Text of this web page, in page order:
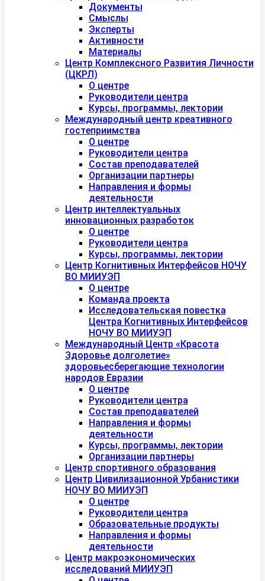
Документы
Смыслы
Эксперты
Активности
Материалы
Центр Комплексного Развития Личности
(ЦКРЛ)
О центре
Руководители центра
Курсы, программы, лектории
Международный центр креативного
гостеприимства
О центре
Руководители центра
Состав преподавателей
Организации партнеры
Направления и формы
деятельности
Центр интеллектуальных
инновационных разработок
О центре
Руководители центра
Курсы, программы, лектории
Центр Когнитивных Интерфейсов НОЧУ
ВО МИИУЭП
О центре
Команда проекта
Исследовательская повестка
Центра Когнитивных Интерфейсов
НОЧУ ВО МИИУЭП
Международный Центр «Красота
Здоровье долголетие»
здоровьесберегающие технологии
народов Евразии
О центре
Руководители центра
Состав преподавателей
Направления и формы
деятельности
Курсы, программы, лектории
Организации партнеры
Центр спортивного образования
Центр Цивилизационной Урбанистики
НОЧУ ВО МИИУЭП
О центре
Руководители центра
Образовательные продукты
Направления и формы
деятельности
Центр макроэкономических
исследований МИИУЭП